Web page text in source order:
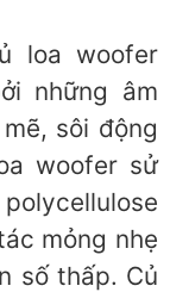
loa woofer
những âm
sôi động
woofer sử
mỏng nhẹ
số thấp. Củ